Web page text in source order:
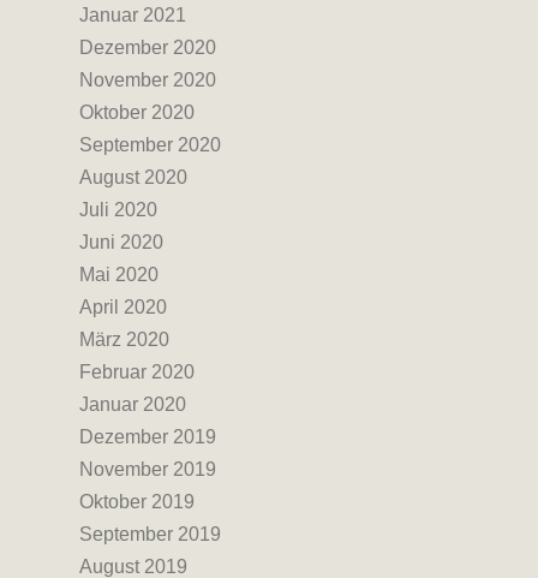
Januar 2021
Dezember 2020
November 2020
Oktober 2020
September 2020
August 2020
Juli 2020
Juni 2020
Mai 2020
April 2020
März 2020
Februar 2020
Januar 2020
Dezember 2019
November 2019
Oktober 2019
September 2019
August 2019